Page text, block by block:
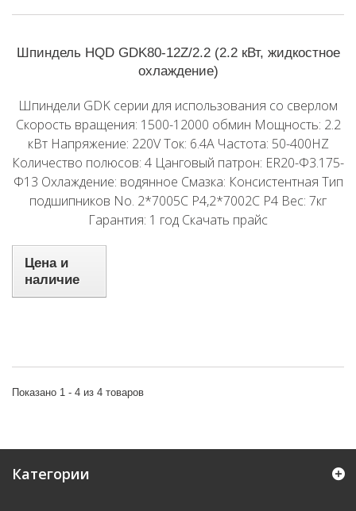
Шпиндель HQD GDK80-12Z/2.2 (2.2 кВт, жидкостное
охлаждение)
Шпиндели GDK серии для использования со сверлом
Скорость вращения: 1500-12000 обмин Мощность: 2.2
кВт Напряжение: 220V Ток: 6.4A Частота: 50-400HZ
Количество полюсов: 4 Цанговый патрон: ER20-Φ3.175-
Φ13 Охлаждение: водянное Смазка: Консистентная Тип
подшипников No. 2*7005C P4,2*7002C P4 Вес: 7кг
Гарантия: 1 год Скачать прайс
Цена и
наличие
Показано 1 - 4 из 4 товаров
Категории